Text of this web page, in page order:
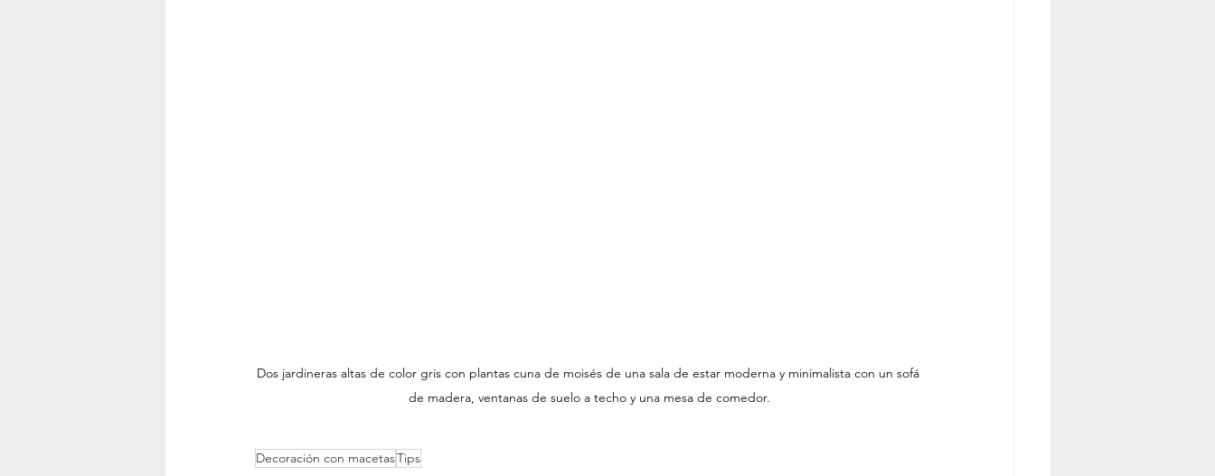
Dos jardineras altas de color gris con plantas cuna de moisés de una sala de estar moderna y minimalista con un sofá
de madera, ventanas de suelo a techo y una mesa de comedor.
Decoración con macetasTips